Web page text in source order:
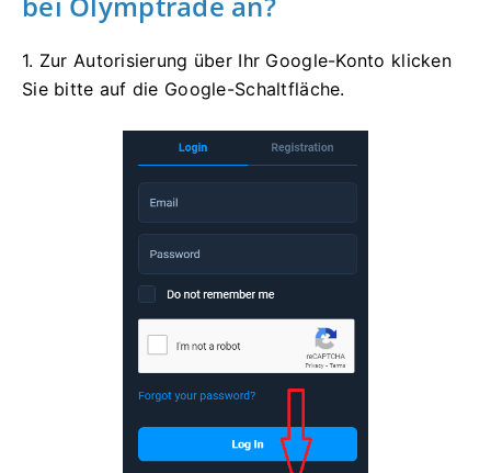
1. Zur Autorisierung über Ihr Google-Konto klicken
Sie bitte auf die Google-Schaltfläche.